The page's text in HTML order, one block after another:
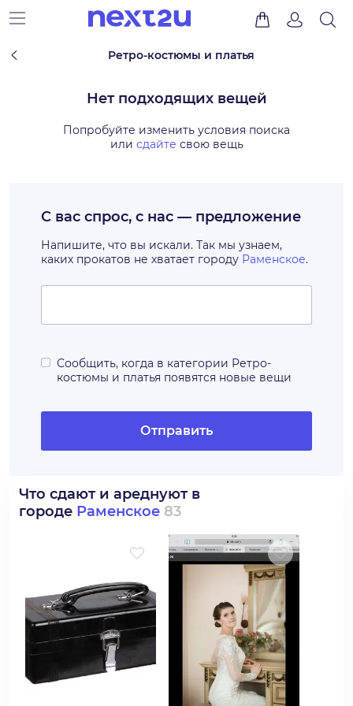
Ретро-костюмы и платья
Нет подходящих вещей
Попробуйте изменить условия поиска
или сдайте свою вещь
С вас спрос, с нас — предложение
Напишите, что вы искали. Так мы узнаем,
каких прокатов не хватает городу Раменское.
Сообщить, когда в категории Ретро-
костюмы и платья появятся новые вещи
Отправить
Что сдают и ареднуют в
городе Раменское 83